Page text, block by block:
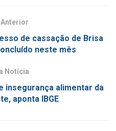
de cassação de Brisa
neste mês
Notícia
insegurança alimentar da
aponta IBGE